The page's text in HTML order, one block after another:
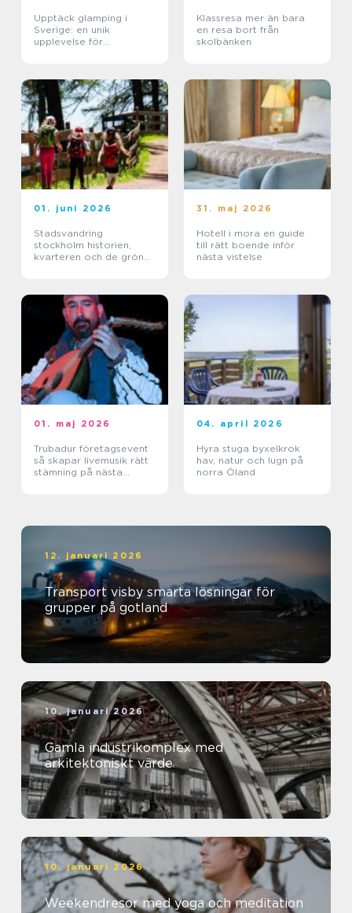
Upptäck glamping i
Sverige: en unik
upplevelse för
Klassresa mer än bara
en resa bort från
skolbänken
01. juni 2026
Stadsvandring
stockholm historien,
kvarteren och de gröna
31. maj 2026
Hotell i mora en guide
till rätt boende inför
nästa vistelse
01. maj 2026
Trubadur företagsevent
så skapar livemusik rätt
stämning på nästa
04. april 2026
Hyra stuga byxelkrok
hav, natur och lugn på
norra Öland
12. januari 2026
Transport visby smarta lösningar för
grupper på gotland
10. januari 2026
Gamla industrikomplex med
arkitektoniskt värde
10. januari 2026
Weekendresor med yoga och meditation